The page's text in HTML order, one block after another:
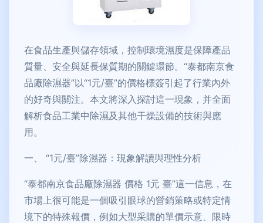
在食品生產與儲存領域，控制環境濕度是保障產品
質量、安全與延長保質期的關鍵環節。“泰都南京食
品廠除濕器”以“1元/臺”的價格標簽引起了行業內外
的好奇與關注。本文將深入探討這一現象，并全面
解析食品工業中除濕及其他干燥設備的技術與應
用。
一、 “1元/臺”除濕器：現象解讀與理性分析
“泰都南京食品廠除濕器 價格 1元 臺”這一信息，在
市場上很可能是一個吸引眼球的營銷策略或特定情
境下的特殊報價，例如大型采購的單價示意、限時